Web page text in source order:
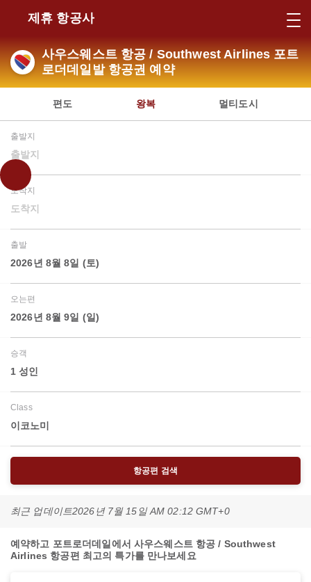
제휴 항공사
사우스웨스트 항공 / Southwest Airlines 포트
로더데일발 항공권 예약
편도 왕복 멀티도시
출발지
출발지
도착지
도착지
출발
2026년 8월 8일 (토)
오는편
2026년 8월 9일 (일)
승객
1 성인
Class
이코노미
항공편 검색
최근 업데이트2026년 7월 15일 AM 02:12 GMT+0
예약하고 포트로더데일에서 사우스웨스트 항공 / Southwest
Airlines 항공편 최고의 특가를 만나보세요